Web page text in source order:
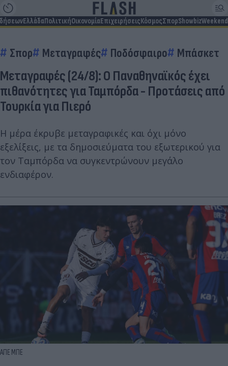
ΕλλάδαΠολιτικήΟικονομίαΕπιχειρήσειςΚόσμοςΣπορShowbizWeekend
Σπορ Μεταγραφές Ποδόσφαιρο Μπάσκετ
Μεταγραφές (24/8): Ο Παναθηναϊκός έχει
πιθανότητες για Ταμπόρδα - Προτάσεις από
Τουρκία για Πιερό
Η μέρα έκρυβε μεταγραφικές και όχι μόνο
εξελίξεις, με τα δημοσιεύματα του εξωτερικού για
τον Ταμπόρδα να συγκεντρώνουν μεγάλο
ενδιαφέρον.
ΑΠΕ ΜΠΕ